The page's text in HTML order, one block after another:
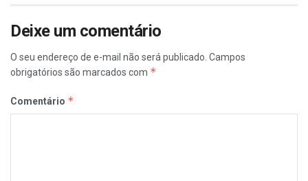
Deixe um comentário
O seu endereço de e-mail não será publicado. Campos
obrigatórios são marcados com *
Comentário *